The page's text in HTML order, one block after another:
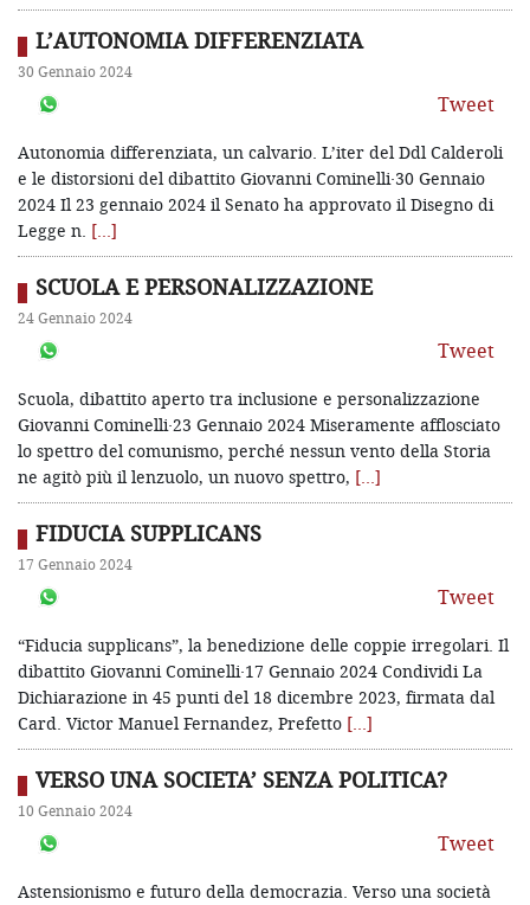
L’AUTONOMIA DIFFERENZIATA
30 Gennaio 2024
Tweet
Autonomia differenziata, un calvario. L’iter del Ddl Calderoli
e le distorsioni del dibattito Giovanni Cominelli·30 Gennaio
2024 Il 23 gennaio 2024 il Senato ha approvato il Disegno di
Legge n. […]
SCUOLA E PERSONALIZZAZIONE
24 Gennaio 2024
Tweet
Scuola, dibattito aperto tra inclusione e personalizzazione
Giovanni Cominelli·23 Gennaio 2024 Miseramente afflosciato
lo spettro del comunismo, perché nessun vento della Storia
ne agitò più il lenzuolo, un nuovo spettro, […]
FIDUCIA SUPPLICANS
17 Gennaio 2024
Tweet
“Fiducia supplicans”, la benedizione delle coppie irregolari. Il
dibattito Giovanni Cominelli·17 Gennaio 2024 Condividi La
Dichiarazione in 45 punti del 18 dicembre 2023, firmata dal
Card. Victor Manuel Fernandez, Prefetto […]
VERSO UNA SOCIETA’ SENZA POLITICA?
10 Gennaio 2024
Tweet
Astensionismo e futuro della democrazia. Verso una società